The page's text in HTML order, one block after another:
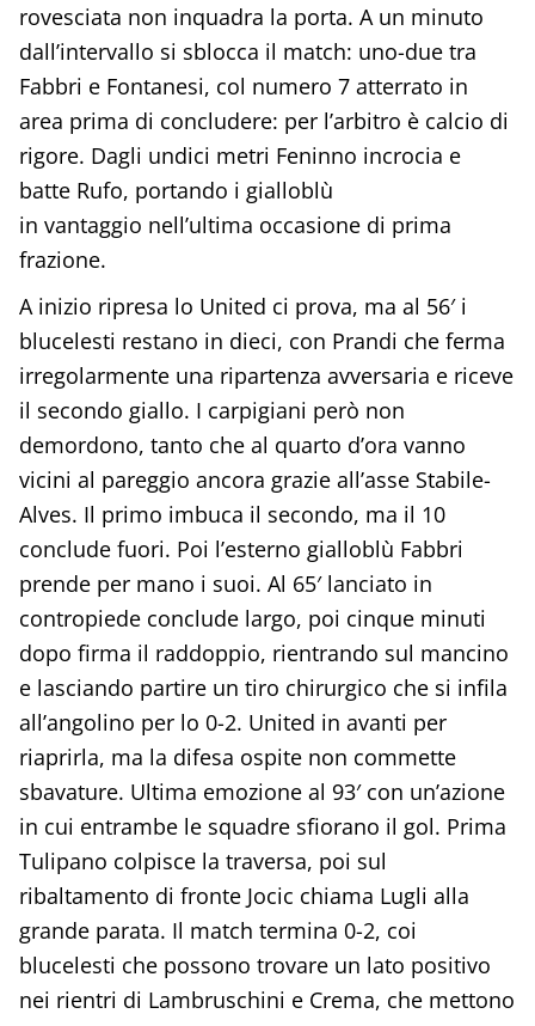
rovesciata non inquadra la porta. A un minuto
dall’intervallo si sblocca il match: uno-due tra
Fabbri e Fontanesi, col numero 7 atterrato in
area prima di concludere: per l’arbitro è calcio di
rigore. Dagli undici metri Feninno incrocia e
batte Rufo, portando i gialloblù
in vantaggio nell’ultima occasione di prima
frazione.
A inizio ripresa lo United ci prova, ma al 56′ i
blucelesti restano in dieci, con Prandi che ferma
irregolarmente una ripartenza avversaria e riceve
il secondo giallo. I carpigiani però non
demordono, tanto che al quarto d’ora vanno
vicini al pareggio ancora grazie all’asse Stabile-
Alves. Il primo imbuca il secondo, ma il 10
conclude fuori. Poi l’esterno gialloblù Fabbri
prende per mano i suoi. Al 65′ lanciato in
contropiede conclude largo, poi cinque minuti
dopo firma il raddoppio, rientrando sul mancino
e lasciando partire un tiro chirurgico che si infila
all’angolino per lo 0-2. United in avanti per
riaprirla, ma la difesa ospite non commette
sbavature. Ultima emozione al 93′ con un’azione
in cui entrambe le squadre sfiorano il gol. Prima
Tulipano colpisce la traversa, poi sul
ribaltamento di fronte Jocic chiama Lugli alla
grande parata. Il match termina 0-2, coi
blucelesti che possono trovare un lato positivo
nei rientri di Lambruschini e Crema, che mettono